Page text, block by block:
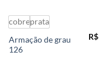
cobreprata
Armação de grau
126
R$